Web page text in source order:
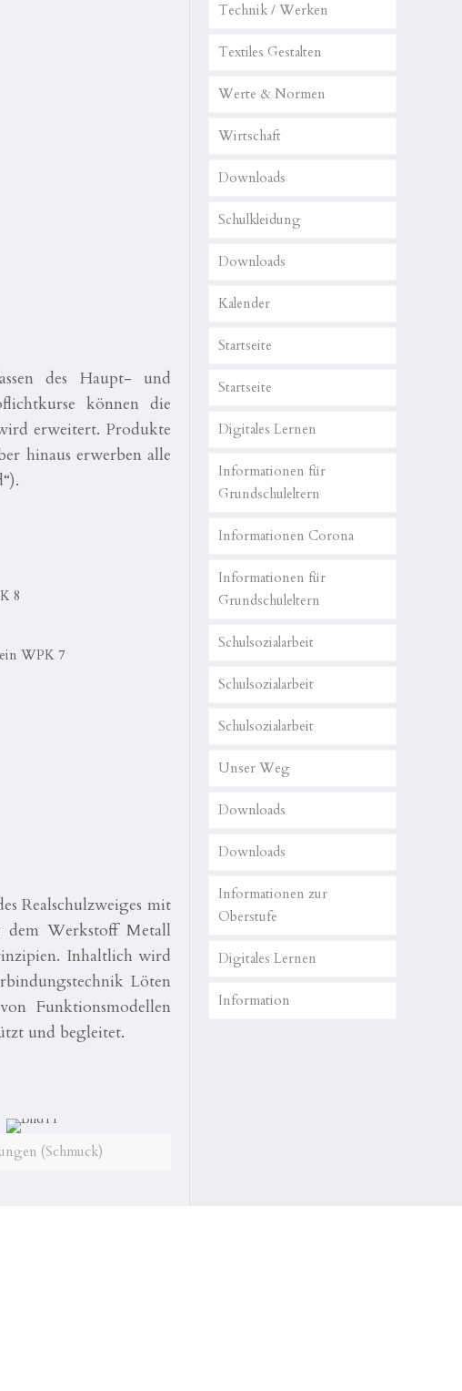
des Haupt- und
können die
erweitert. Produkte
hinaus erwerben alle
8
WPK 7
Realschulzweiges mit
dem Werkstoff Metall
Inhaltlich wird
Löten
Funktionsmodellen
und begleitet.
(Schmuck)
Technik / Werken
Textiles Gestalten
Werte & Normen
Wirtschaft
Downloads
Schulkleidung
Downloads
Kalender
Startseite
Startseite
Digitales Lernen
Informationen für
Grundschuleltern
Informationen Corona
Informationen für
Grundschuleltern
Schulsozialarbeit
Schulsozialarbeit
Schulsozialarbeit
Unser Weg
Downloads
Downloads
Informationen zur
Oberstufe
Digitales Lernen
Information